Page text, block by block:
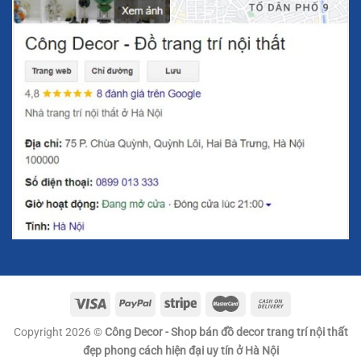
tượng hươu hoa anh đào mang đến sự hòa hợp giữa
sức khỏe, sự bình an và thịnh vượng. Đặt tượng hươu
hoa anh đào trong không gian sống giúp gia chủ thu
hút tài lộc và may mắn, đồng thời xua đuổi năng lượng
xấu.
Chất liệu đồng cao cấp:
được vẻ đẹp lâu dài. Đồng là vật liệu phong thủy có khả
năng lưu giữ năng lượng tốt, giúp gia chủ duy trì sự
thịnh vượng và phát triển bền vững.
Ứng dụng linh hoạt:
được đặt ở nhiều vị trí khác nhau trong không gian
mang lại năng lượng tích cực cho gia chủ.
Copyright 2026 © Công Decor - Shop bán đồ decor trang trí nội thất
đẹp phong cách hiện đại uy tín ở Hà Nội